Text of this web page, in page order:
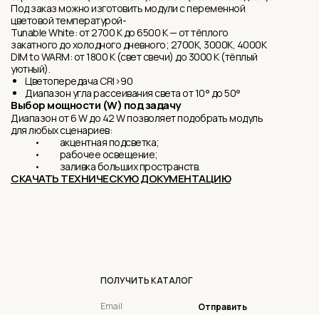
Под заказ можно изготовить модули с переменной
цветовой температурой-
Tunable White: от 2700 K до 6500 K — от тёплого
закатного до холодного дневного; 2700K, 3000K, 4000K
DIM to WARM: от 1800 K (свет свечи) до 3000 K (тёплый
уютный).
Цветопередача CRI>90
Диапазон угла рассеивания света от 10° до 50°
Выбор мощности (W) под задачу
Диапазон от 6 W до 42 W позволяет подобрать модуль
для любых сценариев:
• акцентная подсветка;
• рабочее освещение;
• заливка больших пространств.
СКАЧАТЬ ТЕХНИЧЕСКУЮ ДОКУМЕНТАЦИЮ
ПОЛУЧИТЬ КАТАЛОГ
Отправить